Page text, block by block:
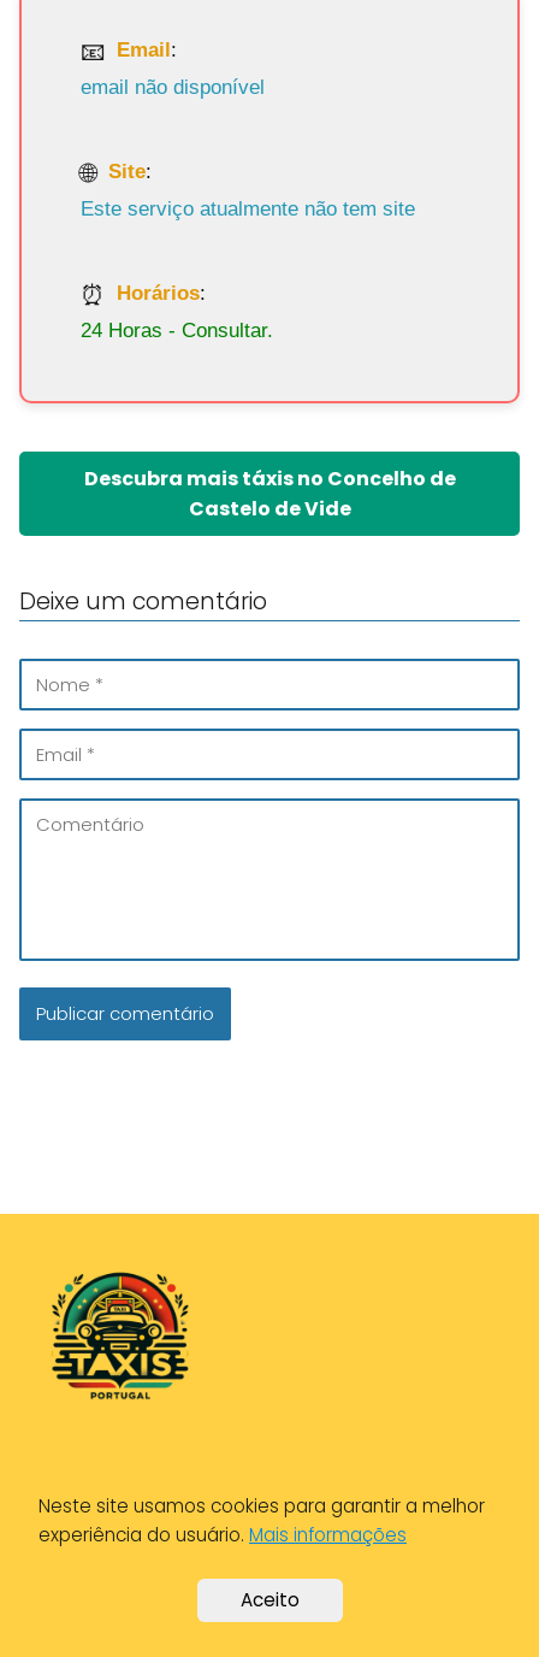
Email:
email não disponível
Site:
Este serviço atualmente não tem site
Horários:
24 Horas - Consultar.
Descubra mais táxis no Concelho de
Castelo de Vide
Deixe um comentário
Política de Privacidade
Política de Cookies
Neste site usamos cookies para garantir a melhor
experiência do usuário. Mais informações
Aceito